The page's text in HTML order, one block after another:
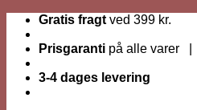
Fortsæt
indhold
Gratis fragt ved 399 kr.
Prisgaranti på alle varer |
3-4 dages levering